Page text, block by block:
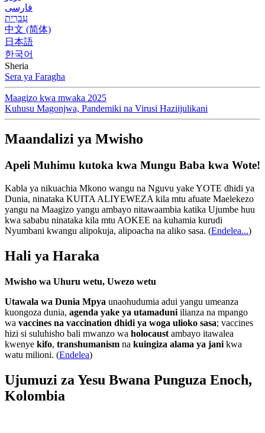
فارسی
עִברִית
中文 (简体)
日本語
한국어
Sheria
Sera ya Faragha
Maagizo kwa mwaka 2025
Kuhusu Magonjwa, Pandemiki na Virusi Haziijulikani
Maandalizi ya Mwisho
Apeli Muhimu kutoka kwa Mungu Baba kwa Wote!
Kabla ya nikuachia Mkono wangu na Nguvu yake YOTE dhidi ya
Dunia, ninataka KUITA ALIYEWEZA kila mtu afuate Maelekezo
yangu na Maagizo yangu ambayo nitawaambia katika Ujumbe huu
kwa sababu ninataka kila mtu AOKEE na kuhamia kurudi
Nyumbani kwangu alipokuja, alipoacha na aliko sasa. (Endelea...)
Hali ya Haraka
Mwisho wa Uhuru wetu, Uwezo wetu
Utawala wa Dunia Mpya unaohudumia adui yangu umeanza
kuongoza dunia, agenda yake ya utamaduni ilianza na mpango
wa vaccines na vaccination dhidi ya woga ulioko sasa; vaccines
hizi si suluhisho bali mwanzo wa holocaust ambayo itawalea
kwenye kifo, transhumanism na kuingiza alama ya jani kwa
watu milioni. (Endelea)
Ujumuzi za Yesu Bwana Punguza Enoch,
Kolombia